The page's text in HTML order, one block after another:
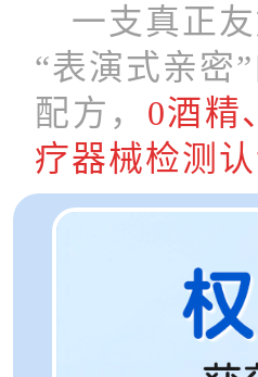
一支真正友
“表演式亲密
配方， 0酒精
疗器械检测